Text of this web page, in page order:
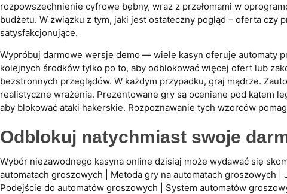
rozpowszechnienie cyfrowe bębny, wraz z przełomami w
budżetu. W związku z tym, jaki jest ostateczny pogląd – oferta czy
satysfakcjonujące.
Wypróbuj darmowe wersje demo — wiele kasyn oferuje automaty
kolejnych środków tylko po to, aby odblokować więcej ofert lub
bezstronnych przeglądów. W każdym przypadku, graj mądrze.
realistyczne wrażenia. Prezentowane gry są oceniane pod kątem
aby blokować ataki hakerskie. Rozpoznawanie tych wzorców
Odblokuj natychmiast swoje
Wybór niezawodnego kasyna online dzisiaj może wydawać się
automatach groszowych | Metoda gry na automatach groszowych
Podejście do automatów groszowych | System automatów